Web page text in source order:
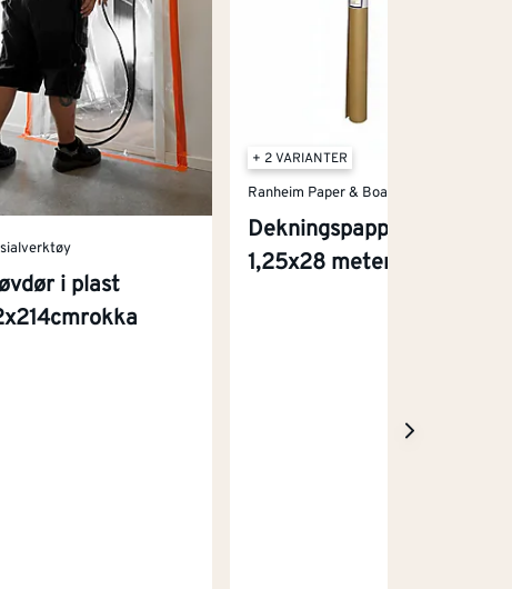
i plast
+ 2 VARIANTER
Ranheim Paper & Board
Dekningspapp gulv
1,25x28 meter 35 m2